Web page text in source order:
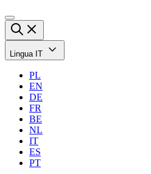
Lingua IT
PL
EN
DE
FR
BE
NL
IT
ES
PT